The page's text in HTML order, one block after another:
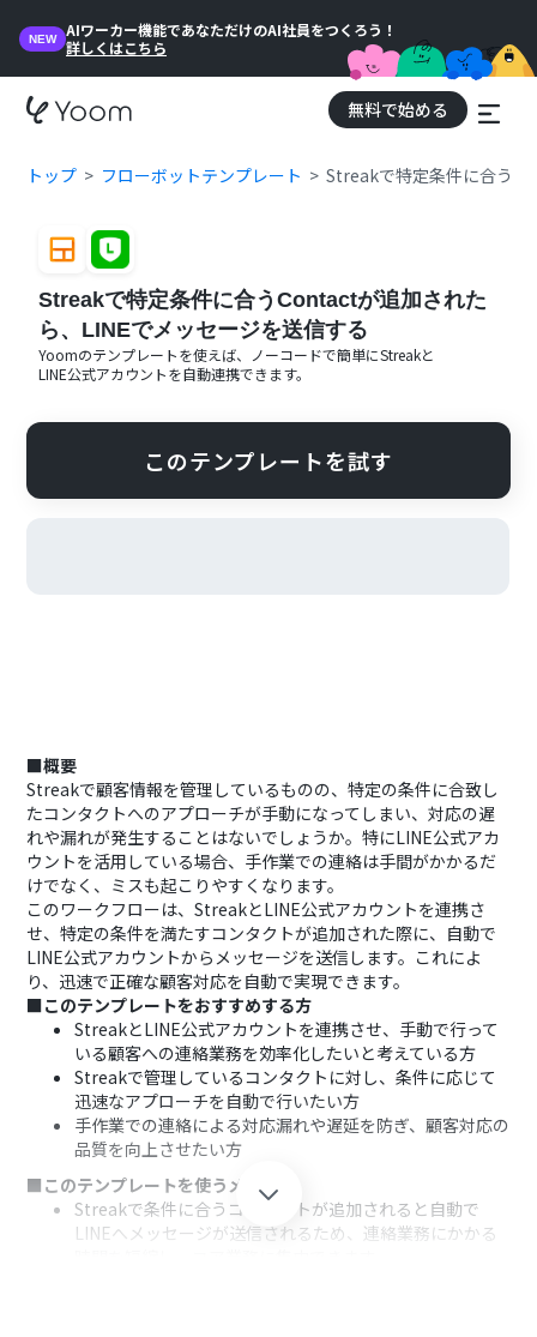
NEW
AIワーカー機能であなただけのAI社員をつくろう！
詳しくはこちら
無料で始める
トップ フローボットテンプレート Streakで特定条件に合う
Streakで特定条件に合うContactが追加された
ら、LINEでメッセージを送信する
Yoomのテンプレートを使えば、ノーコードで簡単にStreakと
LINE公式アカウントを自動連携できます。
このテンプレートを試す
■概要
Streakで顧客情報を管理しているものの、特定の条件に合致し
たコンタクトへのアプローチが手動になってしまい、対応の遅
れや漏れが発生することはないでしょうか。特にLINE公式アカ
ウントを活用している場合、手作業での連絡は手間がかかるだ
けでなく、ミスも起こりやすくなります。
このワークフローは、StreakとLINE公式アカウントを連携さ
せ、特定の条件を満たすコンタクトが追加された際に、自動で
LINE公式アカウントからメッセージを送信します。これによ
り、迅速で正確な顧客対応を自動で実現できます。
■このテンプレートをおすすめする方
StreakとLINE公式アカウントを連携させ、手動で行って
いる顧客への連絡業務を効率化したいと考えている方
Streakで管理しているコンタクトに対し、条件に応じて
迅速なアプローチを自動で行いたい方
手作業での連絡による対応漏れや遅延を防ぎ、顧客対応の
品質を向上させたい方
■このテンプレートを使うメリット
Streakで条件に合うコンタクトが追加されると自動で
LINEへメッセージが送信されるため、連絡業務にかかる